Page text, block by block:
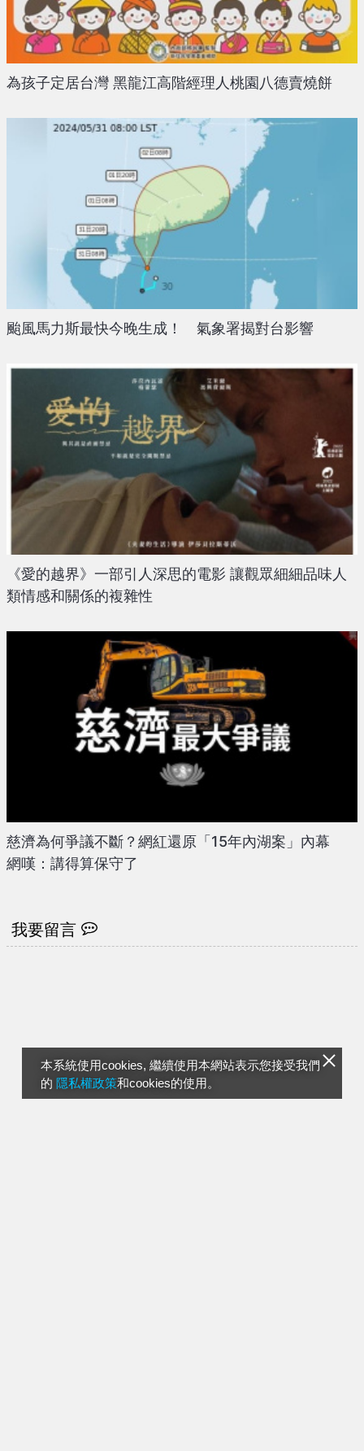
本系統使用cookies, 繼續使用本網站表示您接受我們
的 隱私權政策和cookies的使用。
為孩子定居台灣 黑龍江高階經理人桃園八德賣燒餅
颱風馬力斯最快今晚生成！ 氣象署揭對台影響
《愛的越界》一部引人深思的電影 讓觀眾細細品味人
類情感和關係的複雜性
慈濟為何爭議不斷？網紅還原「15年內湖案」內幕
網嘆：講得算保守了
我要留言